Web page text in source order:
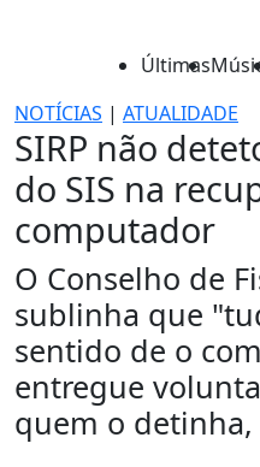
Últimas
NOTÍCIAS | ATUALIDADE
SIRP não
do SIS na
computador
O Conselho de
sublinha que
sentido de o
entregue
quem o